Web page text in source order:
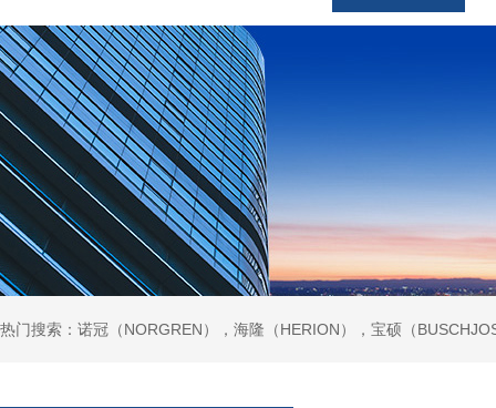
热门搜索：诺冠（NORGREN），海隆（HERION），宝硕（